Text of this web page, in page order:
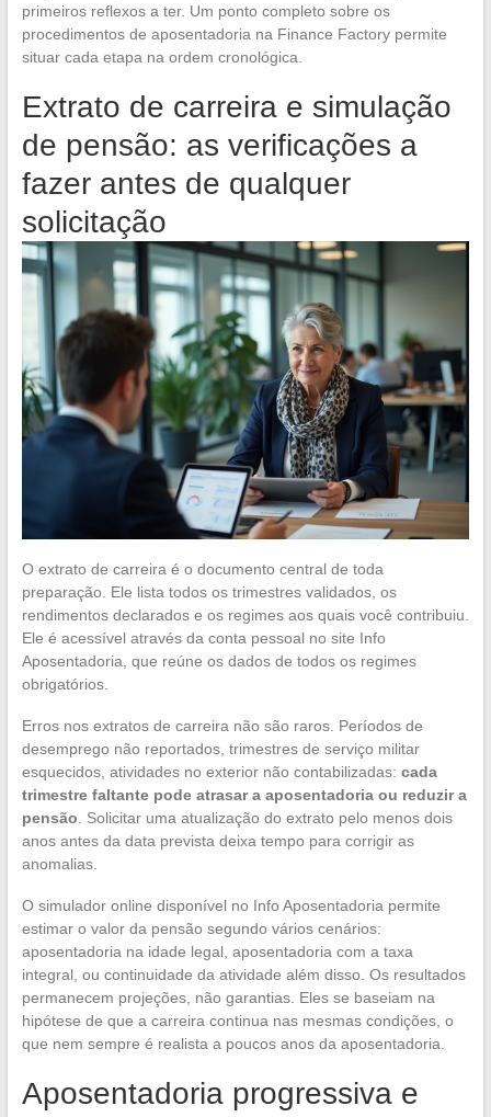
primeiros reflexos a ter. Um ponto completo sobre os
procedimentos de aposentadoria na Finance Factory permite
situar cada etapa na ordem cronológica.
Extrato de carreira e simulação
de pensão: as verificações a
fazer antes de qualquer
solicitação
O extrato de carreira é o documento central de toda
preparação. Ele lista todos os trimestres validados, os
rendimentos declarados e os regimes aos quais você contribuiu.
Ele é acessível através da conta pessoal no site Info
Aposentadoria, que reúne os dados de todos os regimes
obrigatórios.
Erros nos extratos de carreira não são raros. Períodos de
desemprego não reportados, trimestres de serviço militar
esquecidos, atividades no exterior não contabilizadas: cada
trimestre faltante pode atrasar a aposentadoria ou reduzir a
pensão . Solicitar uma atualização do extrato pelo menos dois
anos antes da data prevista deixa tempo para corrigir as
anomalias.
O simulador online disponível no Info Aposentadoria permite
estimar o valor da pensão segundo vários cenários:
aposentadoria na idade legal, aposentadoria com a taxa
integral, ou continuidade da atividade além disso. Os resultados
permanecem projeções, não garantias. Eles se baseiam na
hipótese de que a carreira continua nas mesmas condições, o
que nem sempre é realista a poucos anos da aposentadoria.
Aposentadoria progressiva e